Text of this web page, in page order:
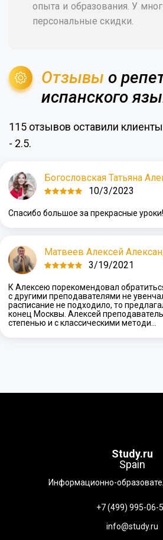
опыта и образования. У
персональные скидки.
Отзывы о
испанского
115 отзывов оставили
- 2.5.
Богословская Татьяна
10/3/2023
Спасибо большое за прекрасные уроки!
Матвеев Алексей
3/19/2021
К Алексею порекомендовал
с другими преподавателями не
расписание не подходило, то
конец Москвы. Алексей
степенью и с классическими методи…
Study.ru
Spain
Информационно-
+7 (499) 995-06-
info@study.ru